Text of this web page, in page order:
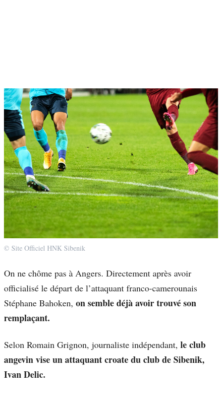
© Site Officiel HNK Sibenik
On ne chôme pas à Angers. Directement après avoir
officialisé le départ de l’attaquant franco-camerounais
Stéphane Bahoken, on semble déjà avoir trouvé son
remplaçant.
Selon Romain Grignon, journaliste indépendant, le club
angevin vise un attaquant croate du club de Sibenik,
Ivan Delic.